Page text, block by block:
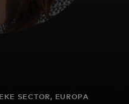
SECTOR, EUROPA